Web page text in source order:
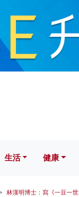
健康
生活 健康
林漢明博士：寫《一豆一